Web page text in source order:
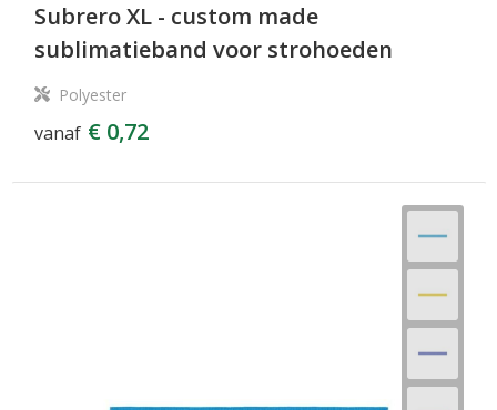
Subrero XL - custom made
sublimatieband voor strohoeden
Polyester
vanaf € 0,72